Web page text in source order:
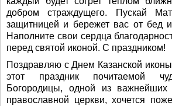
добром страждущего. Пускай
защитницей и бережет вас от бед
Наполните свои сердца
перед святой иконой. С праздником!
Поздравляю с Днем Казанской
этот праздник почитаемой
Богородицы, одной из важнейших
православной церкви, хочется